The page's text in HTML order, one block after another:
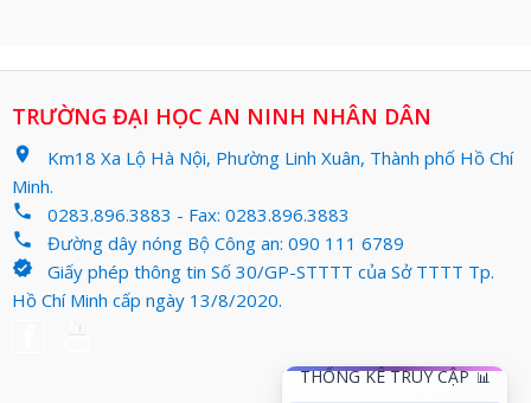
TRƯỜNG ĐẠI HỌC AN NINH NHÂN DÂN
location_on
Km18 Xa Lộ Hà Nội, Phường Linh Xuân, Thành phố Hồ Chí
Minh.
phone 0283.896.3883 - Fax: 0283.896.3883
phone Đường dây nóng Bộ Công an: 090 111 6789
verified
Giấy phép thông tin Số 30/GP-STTTT của Sở TTTT Tp.
Hồ Chí Minh cấp ngày 13/8/2020.
THỐNG KÊ TRUY CẬP